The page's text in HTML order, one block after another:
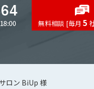
無料相談 [毎月 5
ロン BiUp 様